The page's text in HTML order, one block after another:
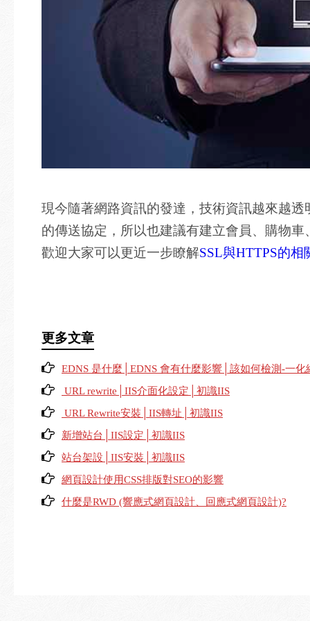
現今隨著網路資訊的發達，技術資訊越來越
的傳送協定，所以也建議有建立會員、購物
歡迎大家可以更近一步瞭解SSL與HTTPS的相
更多文章
EDNS 是什麼│EDNS 會有什麼影響│該如何檢測-一化
URL rewrite│IIS介面化設定│初識IIS
URL Rewrite安裝│IIS轉址│初識IIS
新增站台│IIS設定│初識IIS
站台架設│IIS安裝│初識IIS
網頁設計使用CSS排版對SEO的影響
什麼是RWD (響應式網頁設計、回應式網頁設計)?